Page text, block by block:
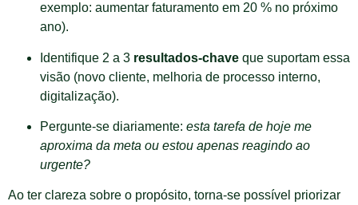
exemplo: aumentar faturamento em 20 % no próximo
ano).
Identifique 2 a 3 resultados-chave que suportam essa
visão (novo cliente, melhoria de processo interno,
digitalização).
Pergunte-se diariamente: esta tarefa de hoje me
aproxima da meta ou estou apenas reagindo ao
urgente?
Ao ter clareza sobre o propósito, torna-se possível priorizar